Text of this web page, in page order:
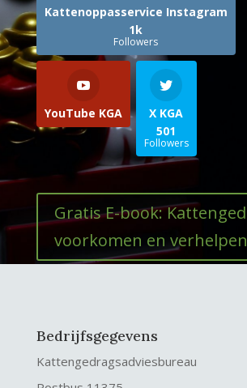
Kattenoppasservice Instagram
1k
Followers
YouTube KGA
X KGA
501
Followers
Gratis E-book:
voorkomen en verhelpen
Bedrijfsgegevens
Kattengedragsadviesbureau